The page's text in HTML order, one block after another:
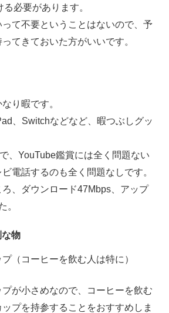
必要があります。
て不要ということはないので、予
てきておいた方がいいです。
り暇です。
、Switchなどなど、暇つぶしグッ
、YouTube鑑賞には全く問題ない
電話するのも全く問題なしです。
、ダウンロード47Mbps、アップ
。
物
（コーヒーを飲む人は特に）
が小さめなので、コーヒーを飲む
プを持参することをおすすめしま